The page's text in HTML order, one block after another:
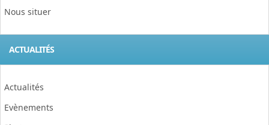
Nous situer
ACTUALITÉS
Actualités
Evènements